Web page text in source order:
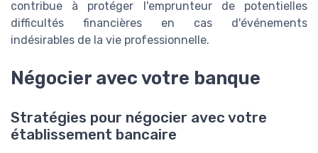
contribue à protéger l'emprunteur de potentielles
difficultés financières en cas d'événements
indésirables de la vie professionnelle.
Négocier avec votre banque
Stratégies pour négocier avec votre
établissement bancaire